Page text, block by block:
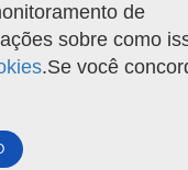
de
sobre como
.Se você